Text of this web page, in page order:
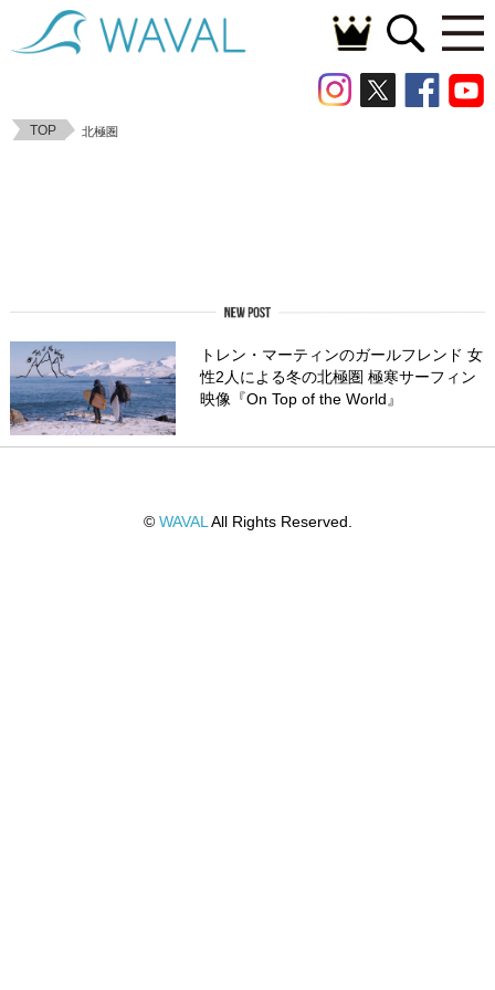
TOP 北極圏
トレン・マーティンのガールフレンド 女
性2人による冬の北極圏 極寒サーフィン
映像『On Top of the World』
© WAVAL All Rights Reserved.